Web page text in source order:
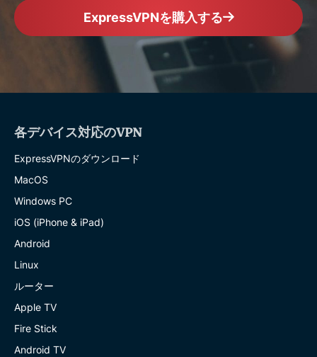
ExpressVPNを購入する
各デバイス対応のVPN
ExpressVPNのダウンロード
MacOS
Windows PC
iOS (iPhone & iPad)
Android
Linux
ルーター
Apple TV
Fire Stick
Android TV